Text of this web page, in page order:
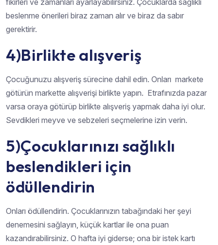
fikirleri ve zamanları ayarlayabilirsiniz. Çocuklarda sağlıklı
beslenme önerileri biraz zaman alır ve biraz da sabır
gerektirir.
4)Birlikte alışveriş
Çocuğunuzu alışveriş sürecine dahil edin. Onları markete
götürün markette alışverişi birlikte yapın. Etrafınızda pazar
varsa oraya götürüp birlikte alışveriş yapmak daha iyi olur.
Sevdikleri meyve ve sebzeleri seçmelerine izin verin.
5)Çocuklarınızı sağlıklı
beslendikleri için
ödüllendirin
Onları ödüllendirin. Çocuklarınızın tabağındaki her şeyi
denemesini sağlayın, küçük kartlar ile ona puan
kazandırabilirsiniz. O hafta iyi giderse; ona bir istek kartı